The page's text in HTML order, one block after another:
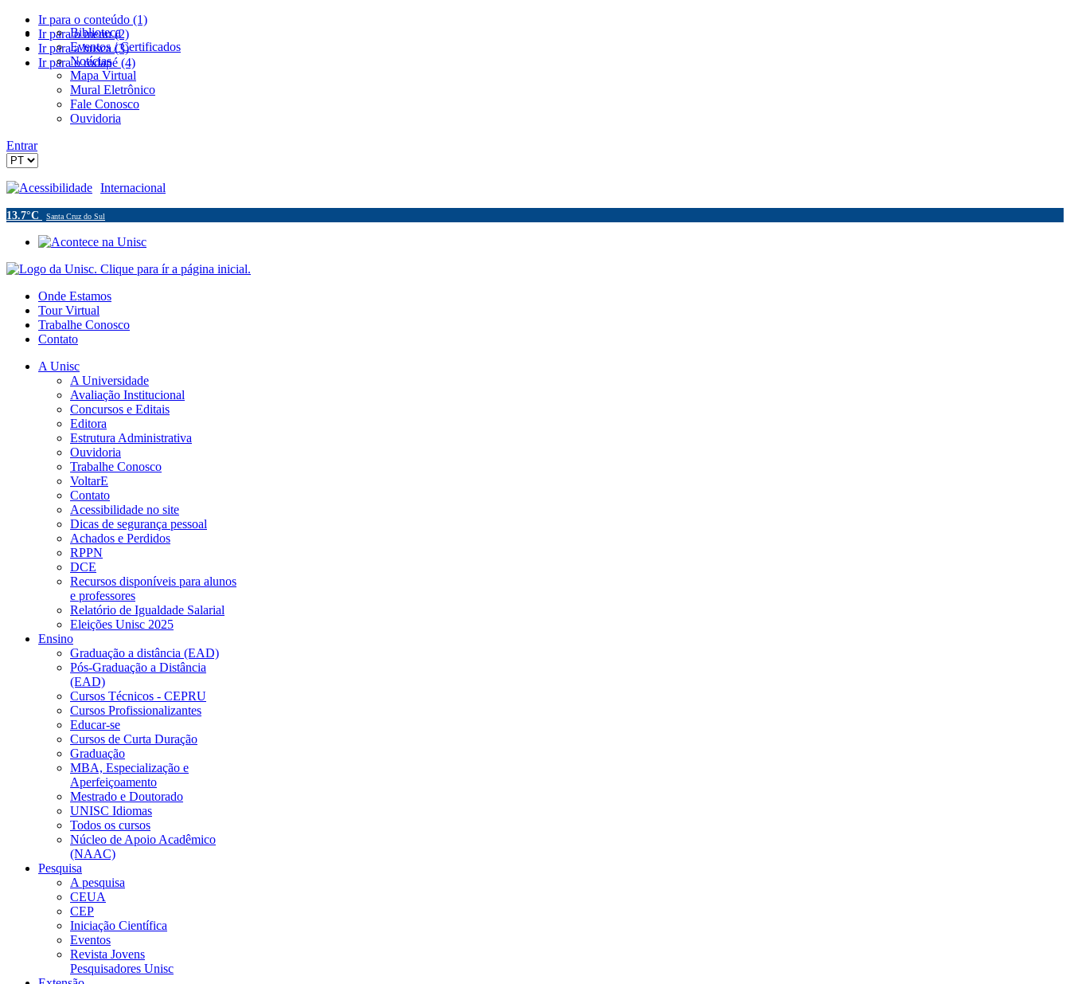
Ir para o conteúdo (1)
Ir para o menu (2)
Ir para a busca (3)
Ir para o rodapé (4)
Biblioteca
Eventos / Certificados
Notícias
Mapa Virtual
Mural Eletrônico
Fale Conosco
Ouvidoria
Entrar
Acessibilidade Internacional
13.7°C Santa Cruz do Sul
Onde Estamos
Tour Virtual
Trabalhe Conosco
Contato
A Unisc
A Universidade
Avaliação Institucional
Concursos e Editais
Editora
Estrutura Administrativa
Ouvidoria
Trabalhe Conosco
VoltarE
Contato
Acessibilidade no site
Dicas de segurança pessoal
Achados e Perdidos
RPPN
DCE
Recursos disponíveis para alunos
e professores
Relatório de Igualdade Salarial
Eleições Unisc 2025
Ensino
Graduação a distância (EAD)
Pós-Graduação a Distância
(EAD)
Cursos Técnicos - CEPRU
Cursos Profissionalizantes
Educar-se
Cursos de Curta Duração
Graduação
MBA, Especialização e
Aperfeiçoamento
Mestrado e Doutorado
UNISC Idiomas
Todos os cursos
Núcleo de Apoio Acadêmico
(NAAC)
Pesquisa
A pesquisa
CEUA
CEP
Iniciação Científica
Eventos
Revista Jovens
Pesquisadores Unisc